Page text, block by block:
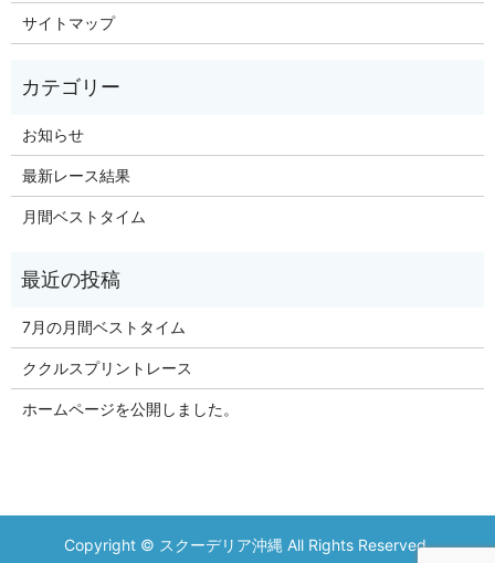
サイトマップ
お知らせ
最新レース結果
月間ベストタイム
7月の月間ベストタイム
ククルスプリントレース
ホームページを公開しました。
Copyright © スクーデリア沖縄 All Rights Reserved.